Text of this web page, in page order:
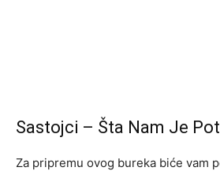
Sastojci – Šta Nam Je
Za pripremu ovog bureka biće vam